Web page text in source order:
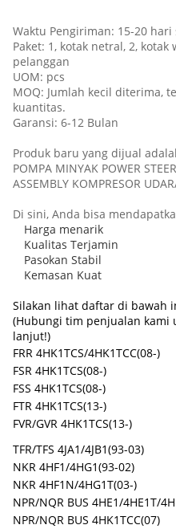
Waktu Pengiriman: 15-20
Paket: 1, kotak netral, 2, kotak
pelanggan
UOM: pcs
MOQ: Jumlah kecil diterima,
kuantitas.
Garansi: 6-12 Bulan
Produk baru yang dijual
POMPA MINYAK POWER
ASSEMBLY KOMPRESOR
Di sini, Anda bisa
Harga menarik
Kualitas Terjamin
Pasokan Stabil
Kemasan Kuat
Silakan lihat daftar di bawah
(Hubungi tim penjualan
lanjut!)
FRR 4HK1TCS/4HK1TCC(08-)
FSR 4HK1TCS(08-)
FSS 4HK1TCS(08-)
FTR 4HK1TCS(13-)
FVR/GVR 4HK1TCS(13-)
TFR/TFS 4JA1/4JB1(93-03)
NKR 4HF1/4HG1(93-02)
NKR 4HF1N/4HG1T(03-)
NPR/NQR BUS 4HE1/4HE1T/
NPR/NQR BUS 4HK1TCC(07)